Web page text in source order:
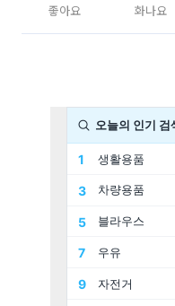
좋아요 화나요